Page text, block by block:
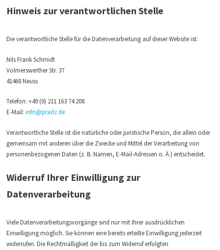
Hinweis zur verantwortlichen Stelle
Die verantwortliche Stelle für die Datenverarbeitung auf dieser Website ist:
Nils Frank Schmidt
Volmerswerther Str. 37
41468 Neuss
Telefon: +49 (0) 211 163 74 208
E-Mail: info@pradz.de
Verantwortliche Stelle ist die natürliche oder juristische Person, die allein oder
gemeinsam mit anderen über die Zwecke und Mittel der Verarbeitung von
personenbezogenen Daten (z. B. Namen, E-Mail-Adressen o. Ä.) entscheidet.
Widerruf Ihrer Einwilligung zur
Datenverarbeitung
Viele Datenverarbeitungsvorgänge sind nur mit Ihrer ausdrücklichen
Einwilligung möglich. Sie können eine bereits erteilte Einwilligung jederzeit
widerrufen. Die Rechtmäßigkeit der bis zum Widerruf erfolgten